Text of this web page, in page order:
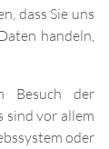
dass Sie uns
handeln,
Besuch der
sind vor allem
oder